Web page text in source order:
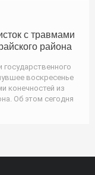
с травмами
района
воскресенье
конечностей из
Об этом сегодня